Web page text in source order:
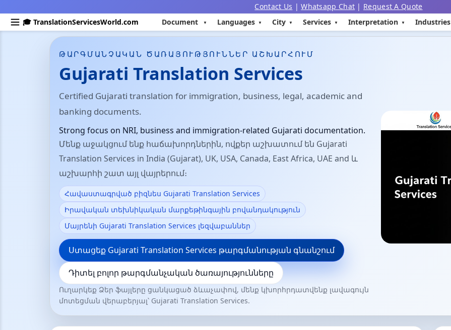
Contact Us |Whatsapp Chat | Request A Quote
🎓 TranslationServicesWorld.com
Document Languages City Services Interpretation Industries
ԹԱՐԳՄԱՆՉԱԿԱՆ ԾԱՌԱՅՈՒԹՅՈՒՆՆԵՐ ԱՇԽԱՐՀՈՒՄ
Gujarati Translation Services
Certified Gujarati translation for immigration, business, legal, academic and
banking documents.
Strong focus on NRI, business and immigration-related Gujarati documentation.
Մենք աջակցում ենք հաճախորդներին, ովքեր աշխատում են Gujarati
Translation Services in India (Gujarat), UK, USA, Canada, East Africa, UAE and և
աշխարհի շատ այլ վայրերում։
Հավաստագրված բիզնես Gujarati Translation Services
Իրավական տեխնիկական մարքեթինգային բովանդակություն
Մայրենի Gujarati Translation Services լեզվաբաններ
Ստացեք Gujarati Translation Services թարգմանության գնանշում
Դիտել բոլոր թարգմանչական ծառայությունները
Ուղարկեք Ձեր ֆայլերը ցանկացած ձևաչափով, մենք կխորհրդատվենք լավագույն
մոտեցման վերաբերյալ՝ Gujarati Translation Services.